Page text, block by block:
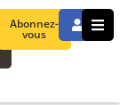
Abonnez-
vous